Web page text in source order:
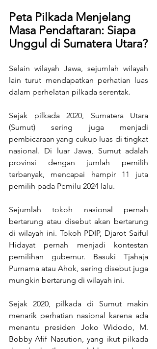
Peta Pilkada Menjelang
Masa Pendaftaran: Siapa
Unggul di Sumatera Utara?
Selain wilayah Jawa, sejumlah wilayah
lain turut mendapatkan perhatian luas
dalam perhelatan pilkada serentak.
Sejak pilkada 2020, Sumatera Utara
(Sumut) sering juga menjadi
pembicaraan yang cukup luas di tingkat
nasional. Di luar Jawa, Sumut adalah
provinsi dengan jumlah pemilih
terbanyak, mencapai hampir 11 juta
pemilih pada Pemilu 2024 lalu.
Sejumlah tokoh nasional pernah
bertarung atau disebut akan bertarung
di wilayah ini. Tokoh PDIP, Djarot Saiful
Hidayat pernah menjadi kontestan
pemilihan gubernur. Basuki Tjahaja
Purnama atau Ahok, sering disebut juga
mungkin bertarung di wilayah ini.
Sejak 2020, pilkada di Sumut makin
menarik perhatian nasional karena ada
menantu presiden Joko Widodo, M.
Bobby Afif Nasution, yang ikut pilkada